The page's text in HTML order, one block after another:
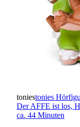
toniestonies
Der AFFE ist los,
ca. 44 Minuten